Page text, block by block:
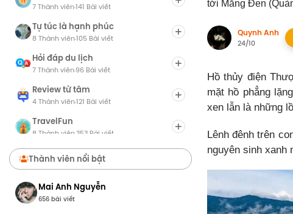
7 Thành viên·141 Bài viết
Tự túc là hạnh phúc
8 Thành viên·105 Bài viết
Hỏi đáp du lịch
7 Thành viên·96 Bài viết
Review từ tâm
4 Thành viên·121 Bài viết
TravelFun
8 Thành viên353 Bài viết
Chợ Du Lịch
8 Thành viên 0 Bài viết
Thành viên nổi bật
Mai Anh Nguyễn
656 bài viết
tới Măng Đen
Quynh Anh
24/10
Hồ thủy điện
mặt hồ phẳng
xen lẫn là những
Lênh đênh trên
nguyên sinh